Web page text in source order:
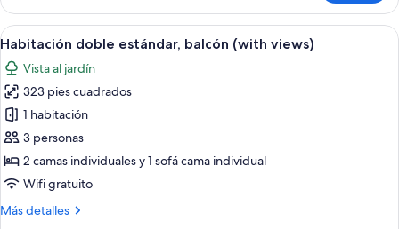
doble
estándar,
balcón
Abrir
todas
las
fotos
de
Habitación
doble
estándar,
balcón
(with
Habitación de hotel con una cama
3
Habitación doble estándar, balcón (with views)
Vista al jardín
323 pies cuadrados
1 habitación
3 personas
2 camas individuales y 1 sofá cama individual
Wifi gratuito
Más detalles
Más